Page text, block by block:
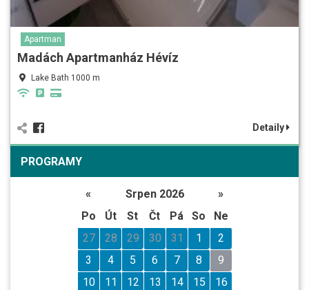
Apartman
Madách Apartmanház Hévíz
Lake Bath 1000 m
Detaily
PROGRAMY
« Srpen 2026
»
Po
Út St Čt Pá So
Ne
27
28 29 30 31 1
2
3
4 5 6 7 8
9
10
11 12 13 14 15
16